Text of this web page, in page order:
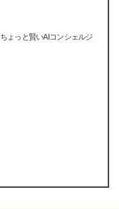
ょっと賢いAIコンシェルジ